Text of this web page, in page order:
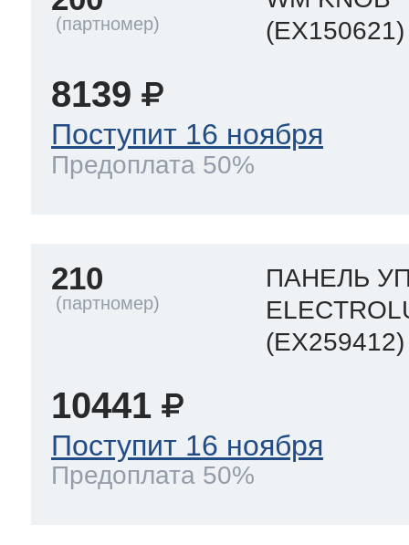
(EX150621)
8139
Поступит 16 ноября
Предоплата 50%
210
ПАНЕЛЬ
(EX259412)
10441
Поступит 16 ноября
Предоплата 50%